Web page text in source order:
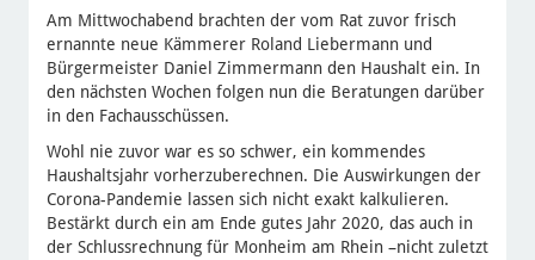
Am Mittwochabend brachten der vom Rat zuvor frisch
ernannte neue Kämmerer Roland Liebermann und
Bürgermeister Daniel Zimmermann den Haushalt ein. In
den nächsten Wochen folgen nun die Beratungen darüber
in den Fachausschüssen.
Wohl nie zuvor war es so schwer, ein kommendes
Haushaltsjahr vorherzuberechnen. Die Auswirkungen der
Corona-Pandemie lassen sich nicht exakt kalkulieren.
Bestärkt durch ein am Ende gutes Jahr 2020, das auch in
der Schlussrechnung für Monheim am Rhein –nicht zuletzt